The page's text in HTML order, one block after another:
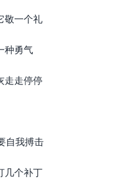
敬一个礼
种勇气
走走停停
自我搏击
几个补丁